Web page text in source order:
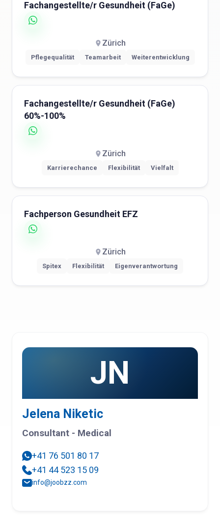
Fachangestellte/r Gesundheit (FaGe)
Zürich
Pflegequalität Teamarbeit Weiterentwicklung
Fachangestellte/r Gesundheit (FaGe)
60%-100%
Zürich
Karrierechance Flexibilität Vielfalt
Fachperson Gesundheit EFZ
Zürich
Spitex Flexibilität Eigenverantwortung
JN
Jelena Niketic
Consultant - Medical
+41 76 501 80 17
+41 44 523 15 09
info@joobzz.com